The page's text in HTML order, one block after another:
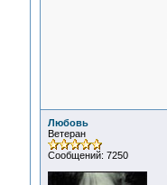
Любовь
Ветеран
Сообщений: 7250